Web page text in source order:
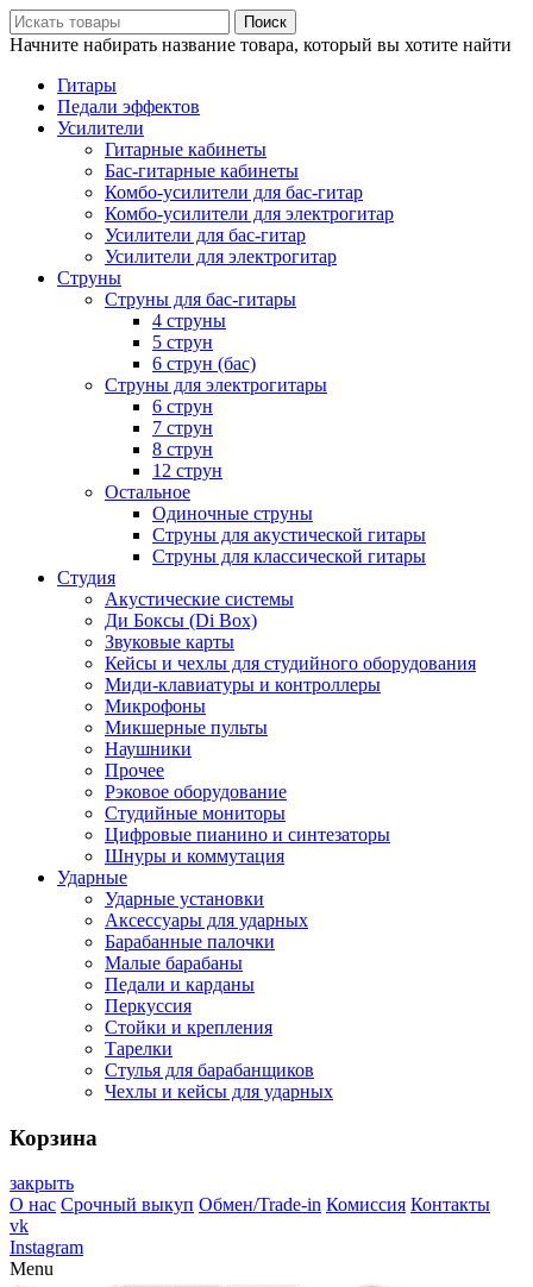
Поиск
Начните набирать название товара, который вы хотите найти
Гитары
Педали эффектов
Усилители
Гитарные кабинеты
Бас-гитарные кабинеты
Комбо-усилители для бас-гитар
Комбо-усилители для электрогитар
Усилители для бас-гитар
Усилители для электрогитар
Струны
Струны для бас-гитары
4 струны
5 струн
6 струн (бас)
Струны для электрогитары
6 струн
7 струн
8 струн
12 струн
Остальное
Одиночные струны
Струны для акустической гитары
Струны для классической гитары
Студия
Акустические системы
Ди Боксы (Di Box)
Звуковые карты
Кейсы и чехлы для студийного оборудования
Миди-клавиатуры и контроллеры
Микрофоны
Микшерные пульты
Наушники
Прочее
Рэковое оборудование
Студийные мониторы
Цифровые пианино и синтезаторы
Шнуры и коммутация
Ударные
Ударные установки
Аксессуары для ударных
Барабанные палочки
Малые барабаны
Педали и карданы
Перкуссия
Стойки и крепления
Тарелки
Стулья для барабанщиков
Чехлы и кейсы для ударных
Корзина
закрыть
О нас Срочный выкуп Обмен/Trade-in Комиссия Контакты
vk
Instagram
Menu